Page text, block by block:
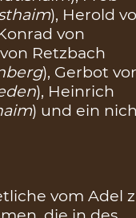
), Herold
von
Retzbach
), Gerbot
), Heinrich
) und ein
vom Adel